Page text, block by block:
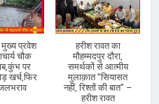
मुख्य प्रवेश
चौक
पर
खर्च,फिर
हरीश रावत का
मौहम्मदपुर दौरा,
समर्थकों से आत्मीय
मुलाक़ात “सियासत
नहीं, रिश्तों की बात” –
हरीश रावत